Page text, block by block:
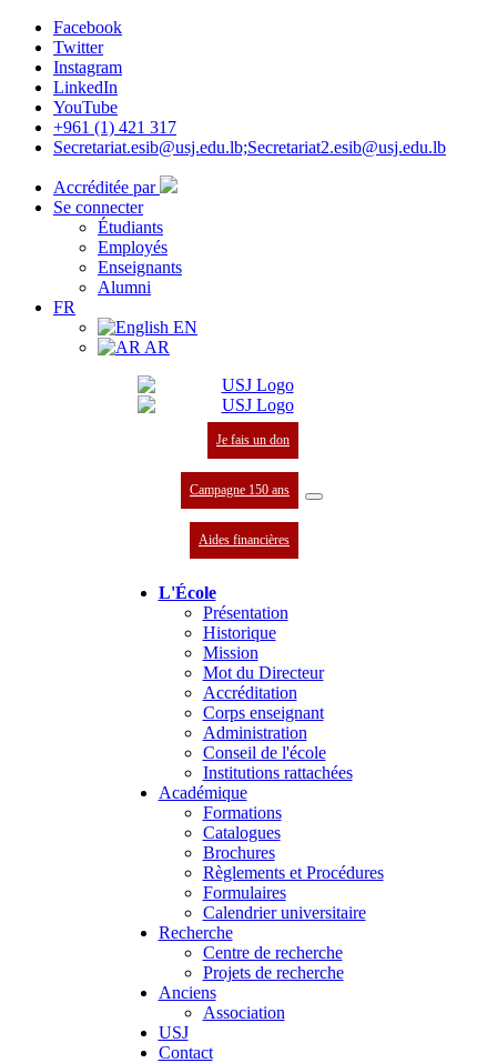
Facebook
Twitter
Instagram
LinkedIn
YouTube
+961 (1) 421 317
Secretariat.esib@usj.edu.lb;Secretariat2.esib@usj.edu.lb
Accréditée par
Se connecter
Étudiants
Employés
Enseignants
Alumni
FR
EN
AR
Je fais un don
Campagne 150 ans
Aides financières
L'École
Présentation
Historique
Mission
Mot du Directeur
Accréditation
Corps enseignant
Administration
Conseil de l'école
Institutions rattachées
Académique
Formations
Catalogues
Brochures
Règlements et Procédures
Formulaires
Calendrier universitaire
Recherche
Centre de recherche
Projets de recherche
Anciens
Association
USJ
Contact